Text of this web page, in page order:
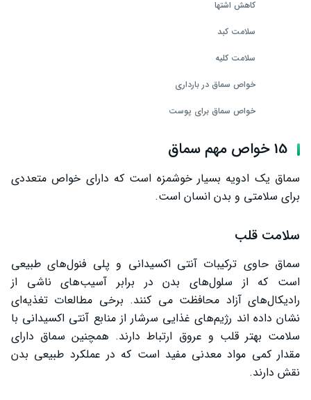
کاهش اشتها
سلامت کبد
سلامت کلیه
خواص سماق در بارداری
خواص سماق برای پوست
خواص سماق ناشتا
کاهش وزن
سلامت دهان و دندان
روش نگهداری سماق
ارزش غذایی سماق
بهترین زمان مصرف سماق
مضرات سماق
15 خواص مهم سماق
سماق یک ادویه بسیار خوشمزه است که دارای خواص متعددی
برای سلامتی و بدن انسان است.
سلامت قلب
سماق حاوی ترکیبات آنتی ‌اکسیدانی و پلی ‌فنول‌های طبیعی
است که از سلول‌های بدن در برابر آسیب‌های ناشی از
رادیکال‌های آزاد محافظت می ‌کنند. برخی مطالعات تغذیه‌ای
نشان داده ‌اند رژیم‌های غذایی سرشار از منابع آنتی‌ اکسیدانی با
سلامت بهتر قلب و عروق ارتباط دارند. همچنین سماق دارای
مقدار کمی مواد معدنی مفید است که در عملکرد طبیعی بدن
نقش دارند.